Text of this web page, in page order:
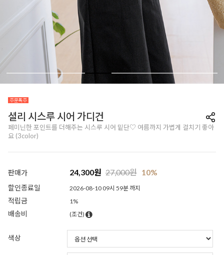
셜리 시스루 시어 가디건
페미닌한 포인트를 더해주는 시스루 시어 밑단♡ 여름까지 가볍게 걸치기 좋아
요 (3color)
판매가 24,300원 27,000원 10%
할인종료일 2026-08-10 09시 59분 까지
적립금 1%
배송비 (조건)
색상